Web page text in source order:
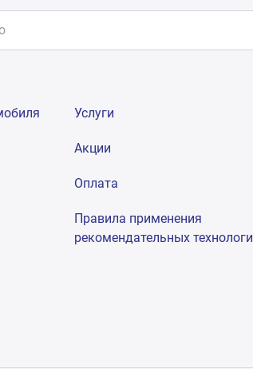
Услуги
Акции
Оплата
Правила применения
рекомендательных